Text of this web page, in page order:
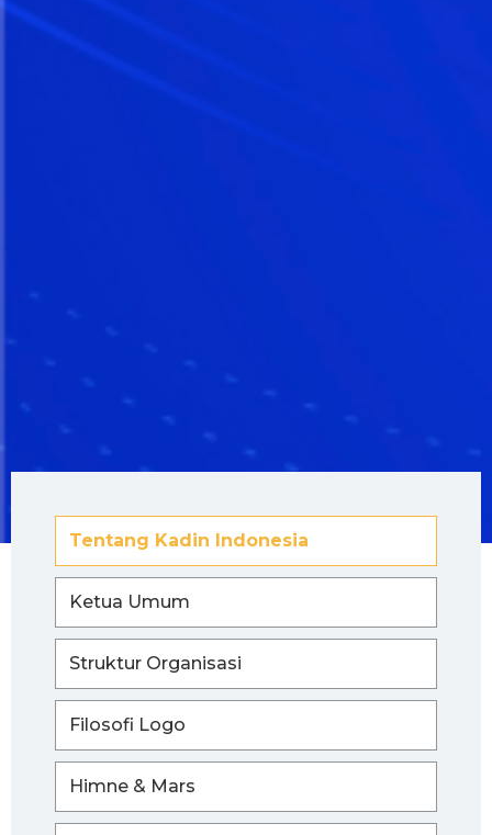
Tentang Kadin Indonesia
Ketua Umum
Struktur Organisasi
Filosofi Logo
Himne & Mars